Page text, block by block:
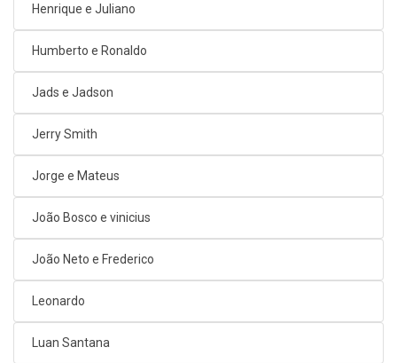
Henrique e Juliano
Humberto e Ronaldo
Jads e Jadson
Jerry Smith
Jorge e Mateus
João Bosco e vinicius
João Neto e Frederico
Leonardo
Luan Santana